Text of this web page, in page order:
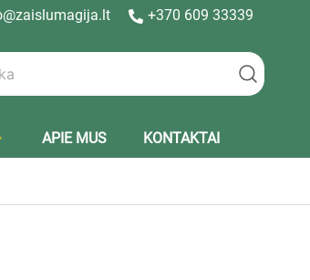
+370 609 33339
APIE MUS KONTAKTAI